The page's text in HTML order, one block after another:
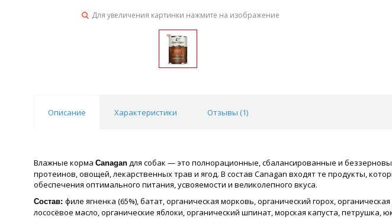
Для увеличения картинки нажмите на изображение
Описание Характеристики Отзывы (1)
Влажные корма Canagan для собак — это полнорационные, сбалансированные и
протеинов, овощей, лекарственных трав и ягод. В состав Canagan входят те продукты,
обеспечения оптимального питания, усвояемости и великолепного вкуса.
Состав: филе ягненка (65%), батат, органическая морковь, органический горох,
лососёвое масло, органические яблоки, органический шпинат, морская капуста, петрушка,